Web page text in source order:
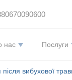
нас Послуги
вибухової